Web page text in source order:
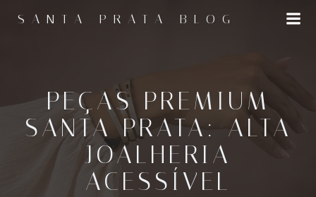
para
SANTA PRATA BLOG
PEÇAS PREMIUM
SANTA PRATA: ALTA
JOALHERIA
ACESSÍVEL